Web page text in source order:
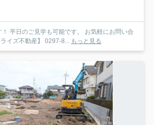
ご見学も可能です。 お気軽にお問い合
さい♪ 【リアライズ不動産】 0297-8... もっと見る